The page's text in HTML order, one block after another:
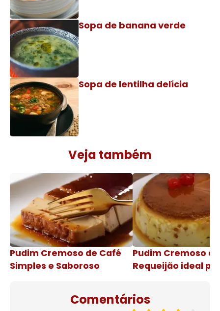
Sopa de banana verde
Sopa de lentilha delícia
Veja também
Pudim Cremoso de Café
Simples e Saboroso
Pudim Cremoso
Requeijão ideal
Comentários